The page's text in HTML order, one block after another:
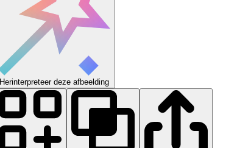
Herinterpreteer deze afbeelding